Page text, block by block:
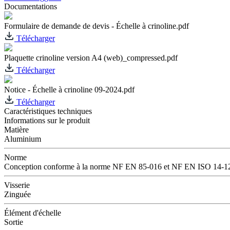
Documentations
Formulaire de demande de devis - Échelle à crinoline.pdf
Télécharger
Plaquette crinoline version A4 (web)_compressed.pdf
Télécharger
Notice - Échelle à crinoline 09-2024.pdf
Télécharger
Caractéristiques techniques
Informations sur le produit
Matière
Aluminium
Norme
Conception conforme à la norme NF EN 85-016 et NF EN ISO 14-
Visserie
Zinguée
Élément d'échelle
Sortie